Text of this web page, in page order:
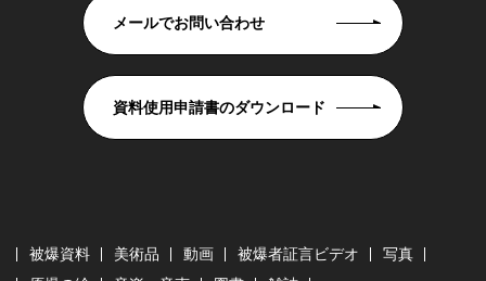
メールでお問い合わせ
資料使用申請書のダウンロード
被爆資料 美術品 動画 被爆者証言ビデオ
写真